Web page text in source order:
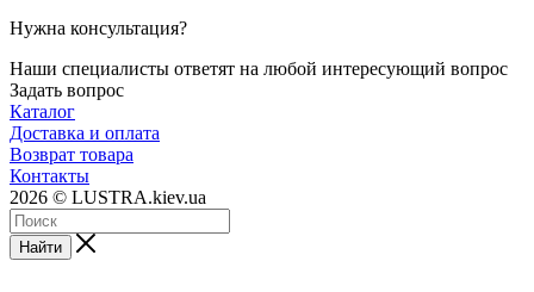
Нужна консультация?
Наши специалисты ответят на любой интересующий вопрос
Задать вопрос
Каталог
Доставка и оплата
Возврат товара
Контакты
2026 © LUSTRA.kiev.ua
Найти